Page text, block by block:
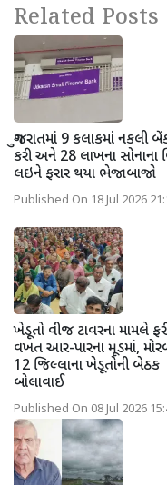
Related Posts
ગુજરાતમાં 9 કલાકમાં નકલી
કરી અને 28 લાખના સોનાના
લઇને ફરાર થયા ભેજાબાજો
Published On 18 Jul 2026
ખેડૂતો વીજ ટાવરના મામલે
વખત આર-પારના મૂડમાં,
12 જિલ્લાના ખેડૂતોની બેઠક
બોલાવાઈ
Published On 08 Jul 2026